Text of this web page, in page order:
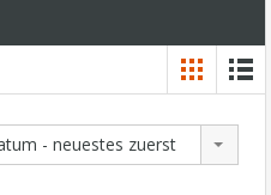
- neuestes zuerst